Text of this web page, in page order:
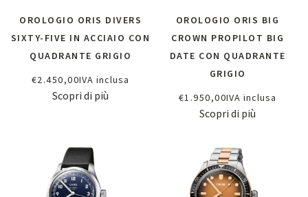
OROLOGIO ORIS DIVERS
SIXTY-FIVE IN ACCIAIO CON
QUADRANTE GRIGIO
€2.450,00IVA inclusa
Scopri di più
OROLOGIO ORIS BIG
CROWN PROPILOT BIG
DATE CON QUADRANTE
GRIGIO
€1.950,00IVA inclusa
Scopri di più